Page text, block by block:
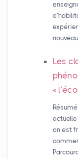
Les
«
actuelle
on est